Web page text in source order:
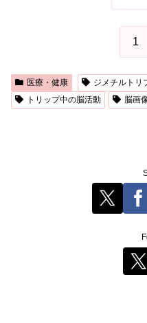
1
医療・健康
ジメチルトリ
トリップ中の脳活動
脳画